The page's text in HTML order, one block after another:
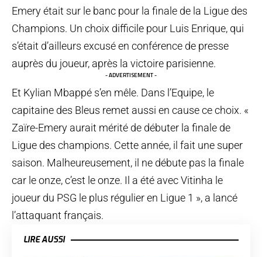
Emery était sur le banc pour la finale de la Ligue des
Champions. Un choix difficile pour Luis Enrique, qui
s’était d’ailleurs excusé en conférence de presse
auprès du joueur, après la victoire parisienne.
- ADVERTISEMENT -
Et Kylian Mbappé s’en mêle. Dans l’Equipe, le
capitaine des Bleus remet aussi en cause ce choix. «
Zaïre-Emery aurait mérité de débuter la finale de
Ligue des champions. Cette année, il fait une super
saison. Malheureusement, il ne débute pas la finale
car le onze, c’est le onze. Il a été avec Vitinha le
joueur du PSG le plus régulier en Ligue 1 », a lancé
l’attaquant français.
LIRE AUSSI